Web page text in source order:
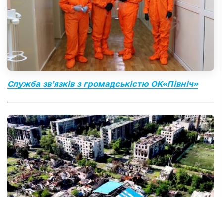
Служба зв’язків з громадськістю ОК«Північ»